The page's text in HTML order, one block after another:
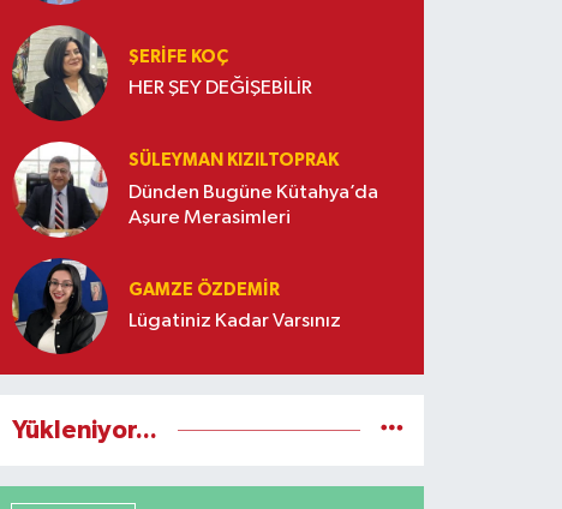
ŞERIFE KOÇ
HER ŞEY DEĞİŞEBİLİR
SÜLEYMAN KIZILTOPRAK
Dünden Bugüne Kütahya’da
Aşure Merasimleri
GAMZE ÖZDEMIR
Lügatiniz Kadar Varsınız
Yükleniyor...